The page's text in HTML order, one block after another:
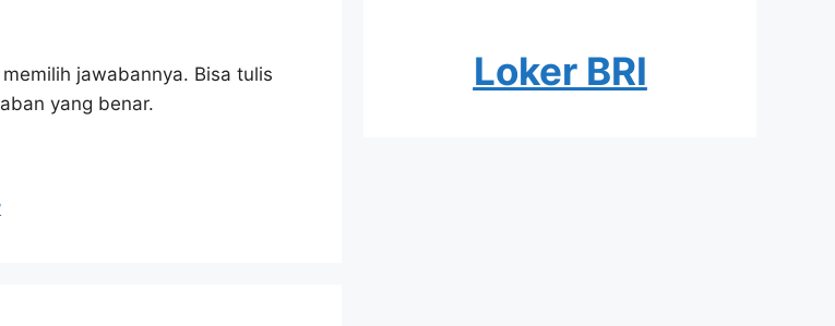
jawabannya. Bisa tulis
yang benar.
Loker BRI